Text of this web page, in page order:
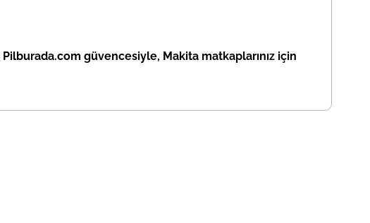
Pilburada.com güvencesiyle, Makita matkaplarınız için